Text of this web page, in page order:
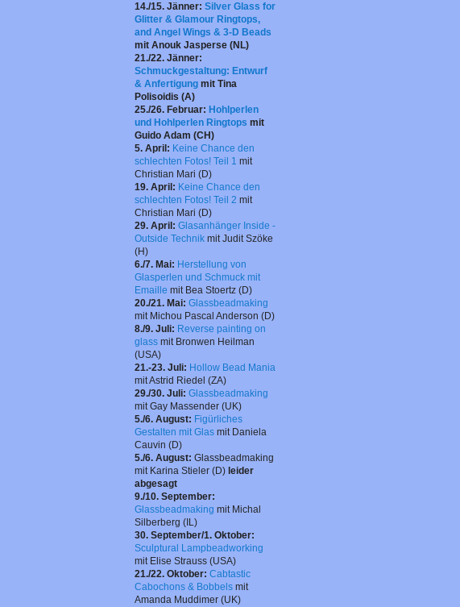
14./15. Jänner: Silver Glass for
Glitter & Glamour Ringtops,
and Angel Wings & 3-D Beads
mit Anouk Jasperse (NL)
21./22. Jänner:
Schmuckgestaltung: Entwurf
& Anfertigung mit Tina
Polisoidis (A)
25./26. Februar: Hohlperlen
und Hohlperlen Ringtops mit
Guido Adam (CH)
5. April: Keine Chance den
schlechten Fotos! Teil 1 mit
Christian Mari (D)
19. April: Keine Chance den
schlechten Fotos! Teil 2 mit
Christian Mari (D)
29. April: Glasanhänger Inside -
Outside Technik mit Judit Szöke
(H)
6./7. Mai: Herstellung von
Glasperlen und Schmuck mit
Emaille mit Bea Stoertz (D)
20./21. Mai: Glassbeadmaking
mit Michou Pascal Anderson (D)
8./9. Juli: Reverse painting on
glass mit Bronwen Heilman
(USA)
21.-23. Juli: Hollow Bead Mania
mit Astrid Riedel (ZA)
29./30. Juli: Glassbeadmaking
mitGay Massender (UK)
5./6. August: Figürliches
Gestalten mit Glas mit Daniela
Cauvin (D)
5./6. August: Glassbeadmaking
mit Karina Stieler (D) leider
abgesagt
9./10. September:
Glassbeadmaking mit Michal
Silberberg (IL)
30. September/1. Oktober:
Sculptural Lampbeadworking
mit Elise Strauss (USA)
21./22. Oktober: Cabtastic
Cabochons & Bobbels mit
Amanda Muddimer (UK)